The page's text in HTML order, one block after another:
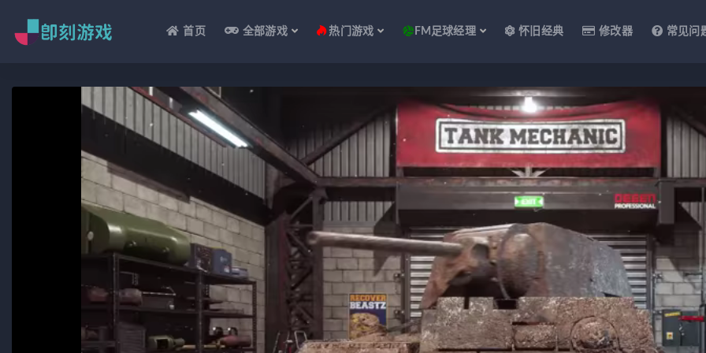
首页 全部游戏 热门游戏 FM足球经理 怀旧经典 修改器 常见问